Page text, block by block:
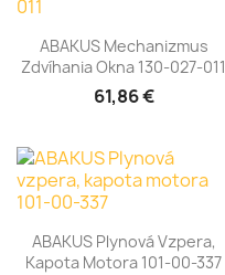
ABAKUS Mechanizmus
Zdvíhania Okna 130-027-011
61,86 €
ABAKUS Plynová Vzpera,
Kapota Motora 101-00-337